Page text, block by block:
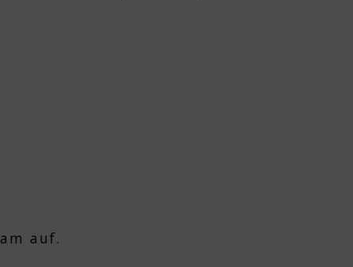
auf.